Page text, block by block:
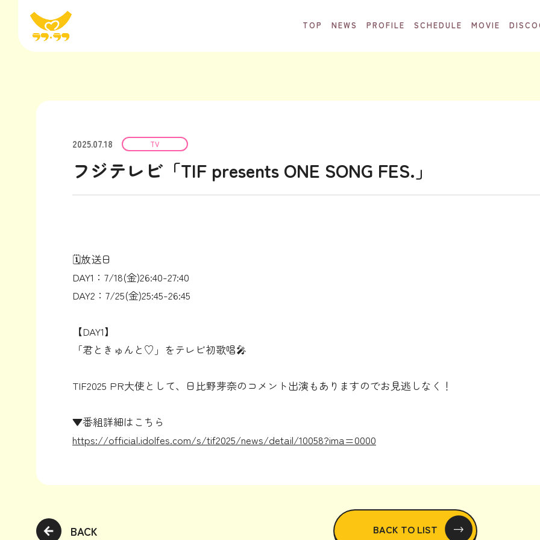
TOP NEWS PROFILE SCHEDULE MOVIE
2025.07.18 TV
フジテレビ「TIF presents ONE SONG FES.」
🗓放送日
DAY1：7/18(金)26:40-27:40
DAY2：7/25(金)25:45-26:45
【DAY1】
「君ときゅんと♡」をテレビ初歌唱🎤
TIF2025 PR大使として、日比野芽奈のコメント出演もありますのでお見逃しなく！
▼番組詳細はこちら
https://official.idolfes.com/s/tif2025/news/detail/10058?ima=0000
BACK BACK TO LIST